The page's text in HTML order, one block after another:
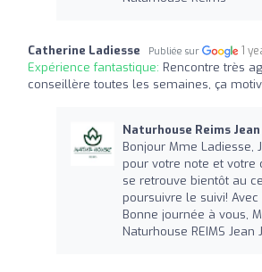
Catherine Ladiesse Publiée sur 1
Expérience fantastique: Rencontre très
conseillère toutes les semaines, ça
Naturhouse Reims
Bonjour Mme Ladiesse,
pour votre note et votre
se retrouve bientôt au
poursuivre le suivi!
Bonne journée à vous,
Naturhouse REIMS Jean